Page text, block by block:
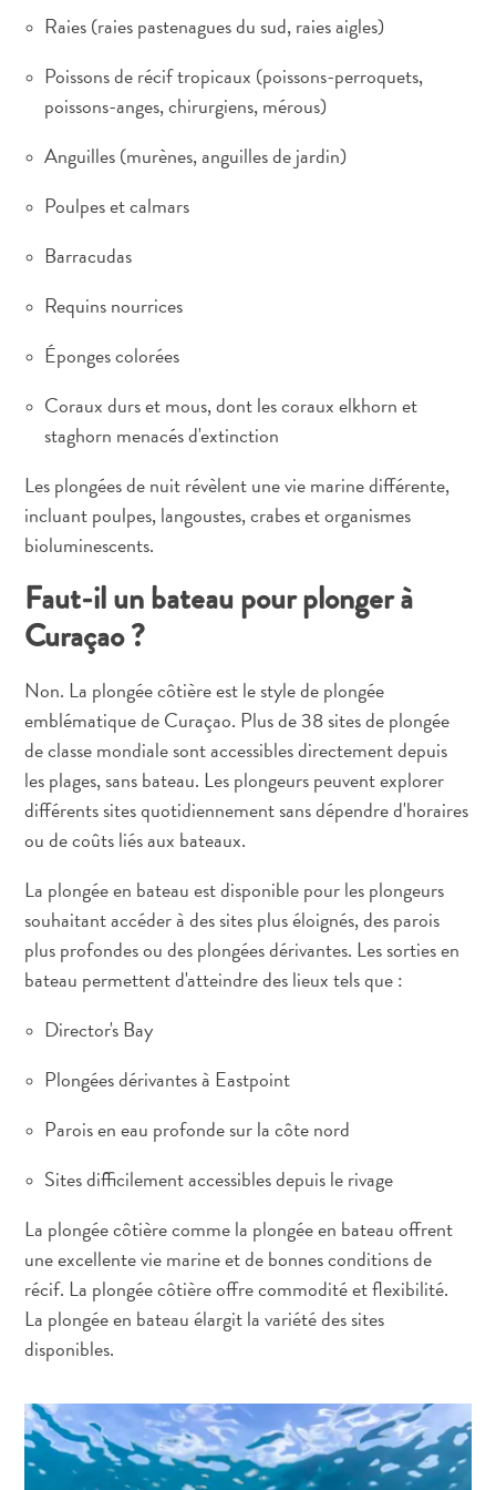
Service
Rendre
Douanes
immigration
Santé
vaccins
Hôpitaux
à
Curaçao
distributeurs
de
billets
et
pourboires
Hébergement
Dîner
Vie
nocturne
Culture
Météo
Accessibilité
internet
réseau
de
téléphonie
mobile
Divers
et
de
miel
Carte
F
R
N
Ç
A
DEUTSCH
ENGLISH
ESPAÑOL
Raies (raies pastenagues du sud, raies aigles)
Poissons de récif tropicaux (poissons-perroquets,
poissons-anges, chirurgiens, mérous)
Anguilles (murènes, anguilles de jardin)
Poulpes et calmars
Barracudas
Requins nourrices
Éponges colorées
Coraux durs et mous, dont les coraux elkhorn et
staghorn menacés d'extinction
Les plongées de nuit révèlent une vie marine différente,
incluant poulpes, langoustes, crabes et organismes
bioluminescents.
Faut-il un bateau pour plonger à
Curaçao ?
Non. La plongée côtière est le style de plongée
emblématique de Curaçao. Plus de 38 sites de plongée
de classe mondiale sont accessibles directement depuis
les plages, sans bateau. Les plongeurs peuvent explorer
différents sites quotidiennement sans dépendre d'horaires
ou de coûts liés aux bateaux.
La plongée en bateau est disponible pour les plongeurs
souhaitant accéder à des sites plus éloignés, des parois
plus profondes ou des plongées dérivantes. Les sorties en
bateau permettent d'atteindre des lieux tels que :
Director's Bay
Plongées dérivantes à Eastpoint
Parois en eau profonde sur la côte nord
Sites difficilement accessibles depuis le rivage
La plongée côtière comme la plongée en bateau offrent
une excellente vie marine et de bonnes conditions de
récif. La plongée côtière offre commodité et flexibilité.
La plongée en bateau élargit la variété des sites
disponibles.